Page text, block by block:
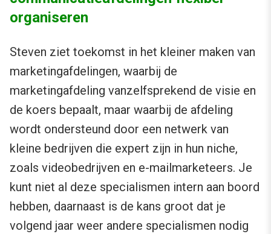
organiseren
Steven ziet toekomst in het kleiner maken van
marketingafdelingen, waarbij de
marketingafdeling vanzelfsprekend de visie en
de koers bepaalt, maar waarbij de afdeling
wordt ondersteund door een netwerk van
kleine bedrijven die expert zijn in hun niche,
zoals videobedrijven en e-mailmarketeers. Je
kunt niet al deze specialismen intern aan boord
hebben, daarnaast is de kans groot dat je
volgend jaar weer andere specialismen nodig